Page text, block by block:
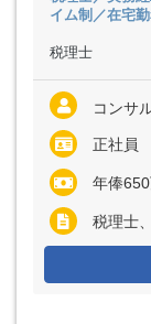
イム制／在宅
税理士
コンサ
正社員
年俸650万円～1000万円（
税理士